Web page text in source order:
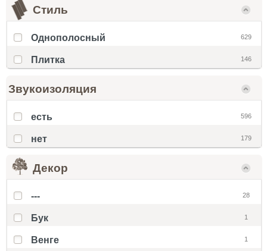
Стиль
Однополосный 629
Плитка 146
Звукоизоляция
есть 596
нет 179
Декор
--- 28
Бук 1
Венге 1